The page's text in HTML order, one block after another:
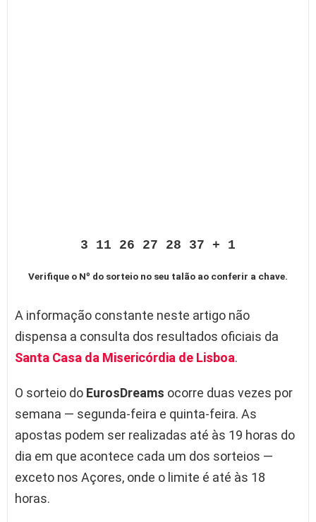
3 11 26 27 28 37 + 1
Verifique o Nº do sorteio no seu talão ao conferir a chave.
A informação constante neste artigo não
dispensa a consulta dos resultados oficiais da
Santa Casa da Misericórdia de Lisboa.
O sorteio do EurosDreams ocorre duas vezes por
semana — segunda-feira e quinta-feira. As
apostas podem ser realizadas até às 19 horas do
dia em que acontece cada um dos sorteios —
exceto nos Açores, onde o limite é até às 18
horas.